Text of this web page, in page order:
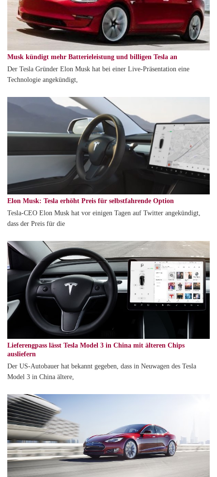
Musk kündigt mehr Batterieleistung und billigen Tesla an
Der Tesla Gründer Elon Musk hat bei einer Live-Präsentation eine
Technologie angekündigt,
Elon Musk: Tesla erhöht Preis für selbstfahrende Option
Tesla-CEO Elon Musk hat vor einigen Tagen auf Twitter angekündigt,
dass der Preis für die
Lieferengpass lässt Tesla Model 3 in China mit älteren Chips
ausliefern
Der US-Autobauer hat bekannt gegeben, dass in Neuwagen des Tesla
Model 3 in China ältere,